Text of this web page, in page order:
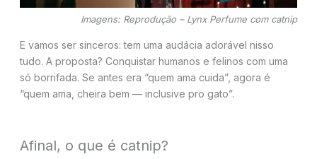
Imagens: Reprodução – Lynx Perfume com catnip
E vamos ser sinceros: tem uma audácia adorável nisso
tudo. A proposta? Conquistar humanos e felinos com uma
só borrifada. Se antes era “quem ama cuida”, agora é
“quem ama, cheira bem — inclusive pro gato”.
Afinal, o que é catnip?